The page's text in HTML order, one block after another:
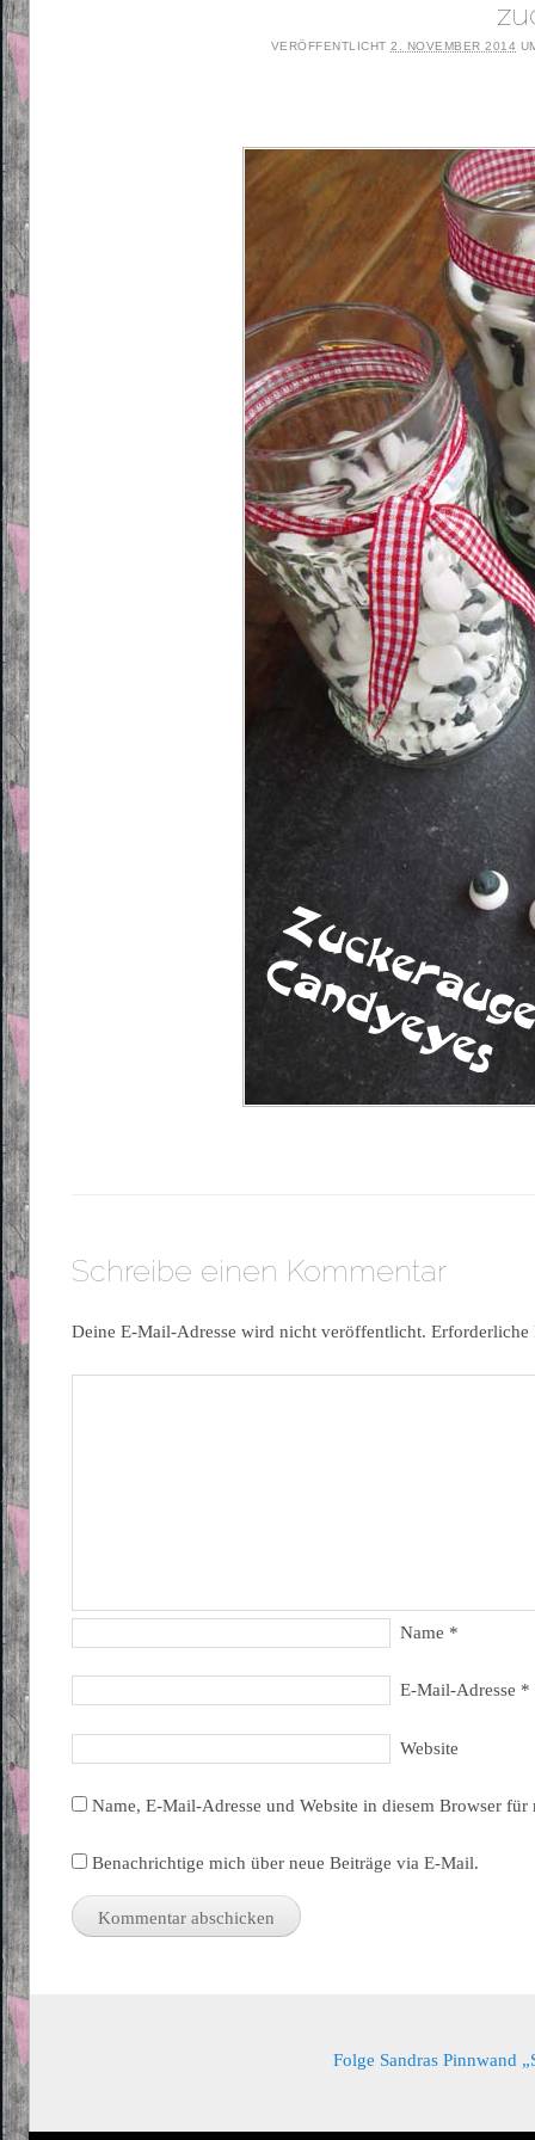
VERÖFFENTLICHT2. NOVEMBER 2014
Schreibe einen Kommentar
Deine E-Mail-Adresse wird nicht veröffentlicht.
Name *
E-Mail-Adresse *
Website
Name, E-Mail-Adresse und Website in diesem Browser
Benachrichtige mich über neue Beiträge via E-Mail.
Folge Sandras Pinnwand